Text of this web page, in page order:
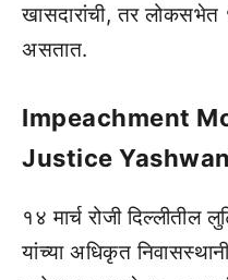
खासदारांची, तर
असतात.
Impeachment
Justice
१४ मार्च रोजी दिल्लीतील
यांच्या अधिकृत